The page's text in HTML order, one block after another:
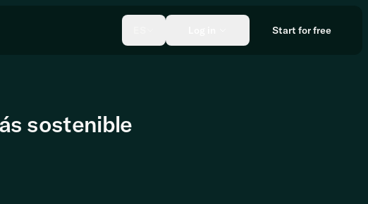
Start for free
sostenible